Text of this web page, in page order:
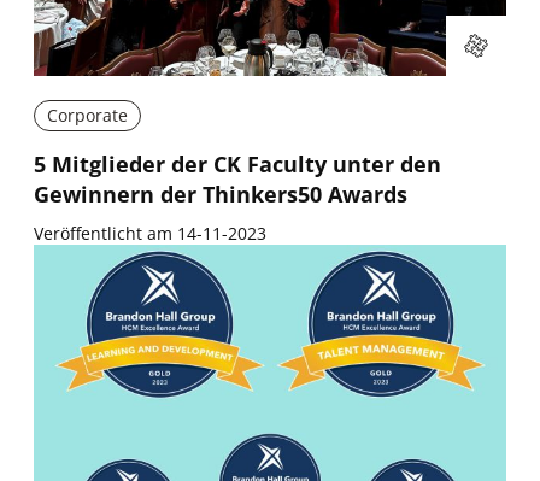
Corporate
5 Mitglieder der CK Faculty unter den
Gewinnern der Thinkers50 Awards
Veröffentlicht am 14-11-2023